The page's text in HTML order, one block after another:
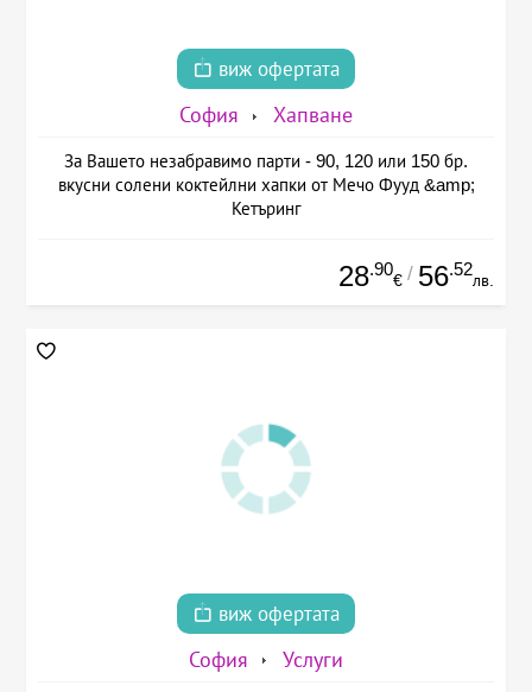
виж офертата
София Хапване
За Вашето незабравимо парти - 90, 120 или 150 бр.
вкусни солени коктейлни хапки от Мечо Фууд &amp;
Кетъринг
28.90
€ / 56.52
лв.
виж офертата
София Услуги